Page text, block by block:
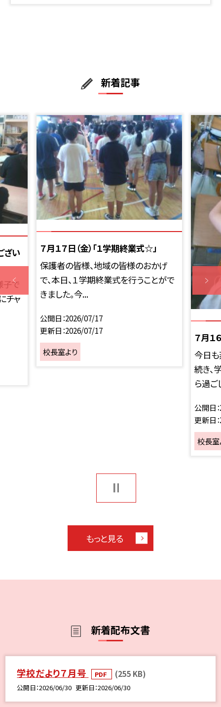
新着記事
ざい
子で
チャ
７月１７日（金）「１学期終業式☆」
保護者の皆様、地域の皆様のおかげ
で、本日、１学期終業式を行うことがで
きました。今...
公開日 2026/07/17
更新日 2026/07/17
校長室より
７月１
今日も
続き、
ら過ご
公開日
更新日
校長室
もっと見る
新着配布文書
学校だより７月号 PDF (255 KB)
公開日 2026/06/30 更新日 2026/06/30